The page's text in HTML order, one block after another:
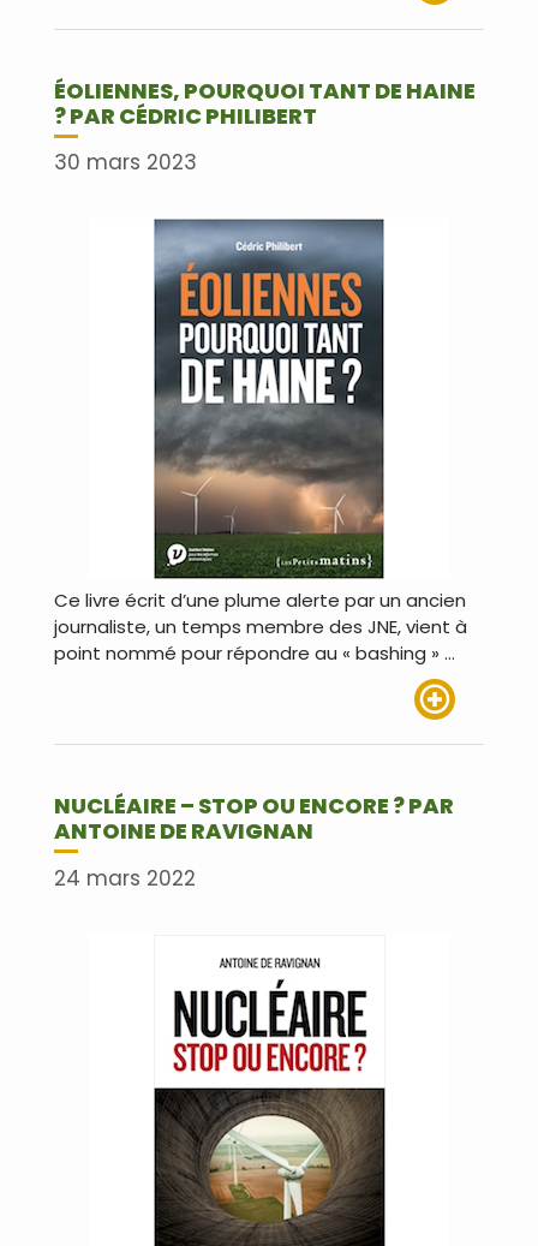
ÉOLIENNES, POURQUOI TANT DE HAINE
? PAR CÉDRIC PHILIBERT
30 mars 2023
Ce livre écrit d’une plume alerte par un ancien
journaliste, un temps membre des JNE, vient à
point nommé pour répondre au « bashing » …
NUCLÉAIRE – STOP OU ENCORE ? PAR
ANTOINE DE RAVIGNAN
24 mars 2022